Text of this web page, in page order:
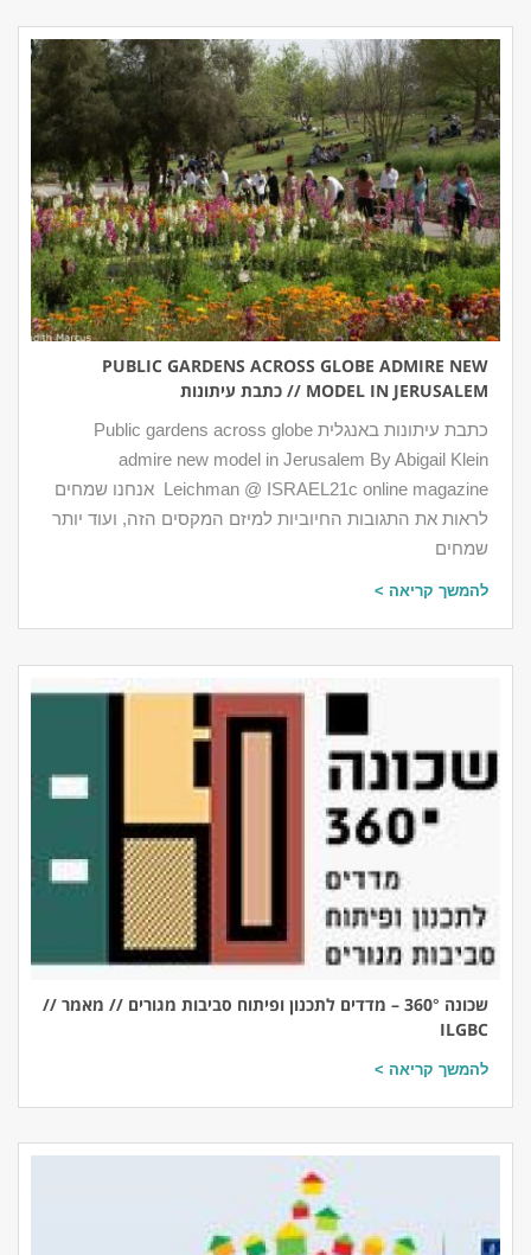
PUBLIC GARDENS ACROSS GLOBE ADMIRE NEW
MODEL IN JERUSALEM // כתבת עיתונות
כתבת עיתונות באנגלית Public gardens across globe
admire new model in Jerusalem By Abigail Klein
Leichman @ ISRAEL21c online magazine אנחנו שמחים
לראות את התגובות החיוביות למיזם המקסים הזה, ועוד יותר
שמחים
להמשך קריאה >
שכונה 360° – מדדים לתכנון ופיתוח סביבות מגורים // מאמר //
ILGBC
להמשך קריאה >